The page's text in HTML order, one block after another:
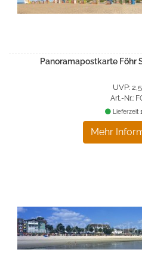
Panoramapostkarte Föhr
UVP:
Art.-Nr.:
Mehr
Lieferzeit